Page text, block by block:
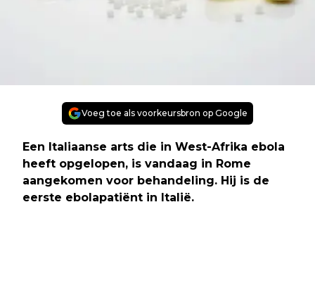
Voeg toe als voorkeursbron op Google
Een Italiaanse arts die in West-Afrika ebola
heeft opgelopen, is vandaag in Rome
aangekomen voor behandeling. Hij is de
eerste ebolapatiënt in Italië.